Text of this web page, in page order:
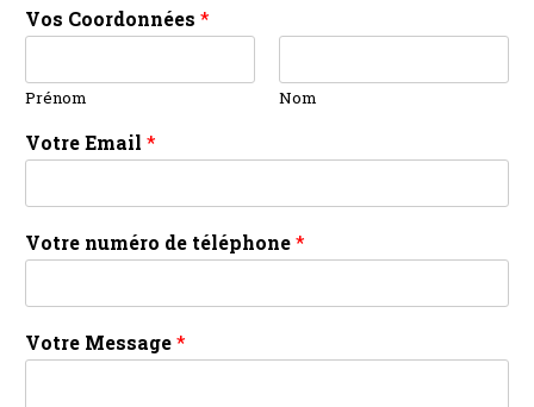
Vos Coordonnées *
Prénom Nom
Votre Email *
Votre numéro de téléphone*
Votre Message*